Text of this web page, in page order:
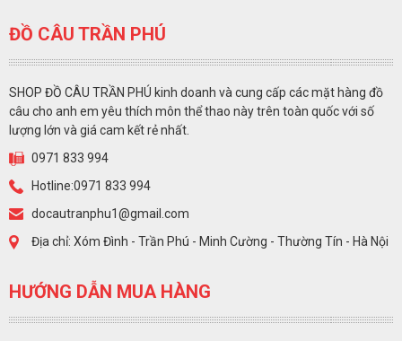
ĐỒ CÂU TRẦN PHÚ
SHOP ĐỒ CÂU TRẦN PHÚ kinh doanh và cung cấp các mặt hàng đồ
câu cho anh em yêu thích môn thể thao này trên toàn quốc với số
lượng lớn và giá cam kết rẻ nhất.
0971 833 994
Hotline:0971 833 994
docautranphu1@gmail.com
Địa chỉ: Xóm Đình - Trần Phú - Minh Cường - Thường Tín - Hà Nội
HƯỚNG DẪN MUA HÀNG